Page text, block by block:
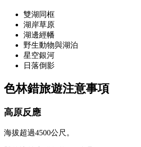
雙湖同框
湖岸草原
湖邊經幡
野生動物與湖泊
星空銀河
日落倒影
色林錯旅遊注意事項
高原反應
海拔超過4500公尺。